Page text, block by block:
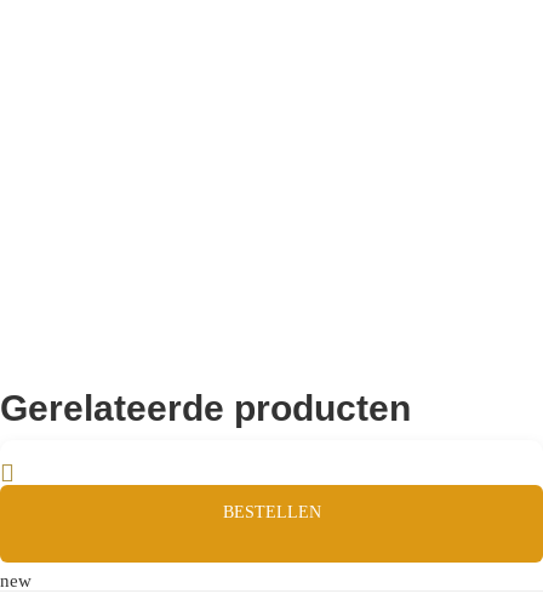
Gerelateerde producten
BESTELLEN
new